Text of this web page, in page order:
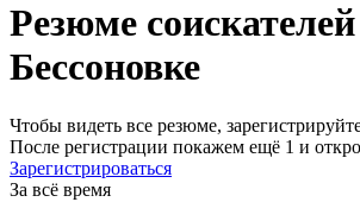
Резюме
Бессоновке
Чтобы видеть все резюме,
После регистрации покажем ещё 1 и
Зарегистрироваться
За всё время